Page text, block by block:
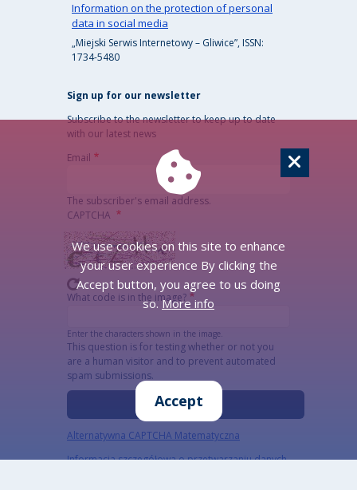
Information on the protection of personal
data in social media
„Miejski Serwis Internetowy – Gliwice”, ISSN:
1734-5480
Sign up for our newsletter
Subscribe to the newsletter to keep up to date
with our latest news
Email
The subscriber's email address.
CAPTCHA
What code is in the image?
Enter the characters shown in the image.
This question is for testing whether or not you
are a human visitor and to prevent automated
spam submissions.
Alternatywna CAPTCHA Matematyczna
Informacja szczegółowa o przetwarzaniu danych
We use cookies on this site to enhance
your user experience By clicking the
Accept button, you agree to us doing
so.More info
Accept